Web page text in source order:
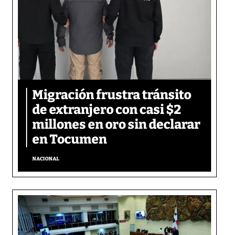
Migración frustra tránsito
de extranjero con casi $2
millones en oro sin declarar
en Tocumen
NACIONAL